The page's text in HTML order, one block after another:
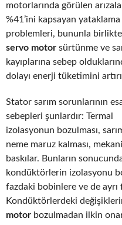
motorlarında görülen
%41’ini kapsayan yataklama
problemleri, bununla birlikte
servo motor sürtünme ve
kayıplarına sebep
dolayı enerji tüketimini
Stator sarım sorunlarının
sebepleri şunlardır: Termal
izolasyonun bozulması,
neme maruz kalması,
baskılar. Bunların
kondüktörlerin izolasyonu
fazdaki bobinlere ve de ayrı
Kondüktörlerdeki
motor bozulmadan ilkin